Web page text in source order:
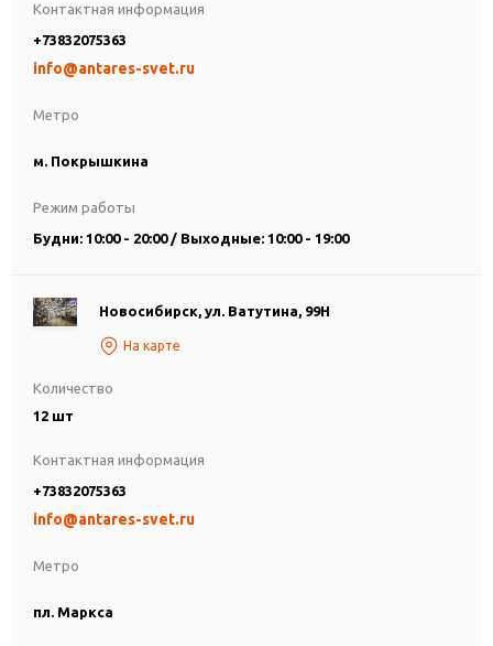
Метро
м. Покрышкина
Контактная информация
+73832075363
info@antares-svet.ru
Режим работы
Будни: 10:00 - 20:00 / Выходные: 10:00 - 19:00
Новосибирск, ул. Ватутина, 99Н
На карте
Количество
12 шт
Метро
пл. Маркса
Контактная информация
+73832075363
info@antares-svet.ru